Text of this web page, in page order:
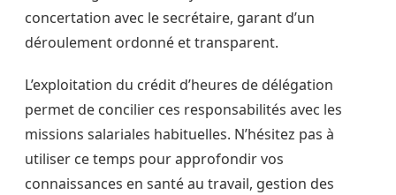
concertation avec le secrétaire, garant d’un
déroulement ordonné et transparent.
L’exploitation du crédit d’heures de délégation
permet de concilier ces responsabilités avec les
missions salariales habituelles. N’hésitez pas à
utiliser ce temps pour approfondir vos
connaissances en santé au travail, gestion des